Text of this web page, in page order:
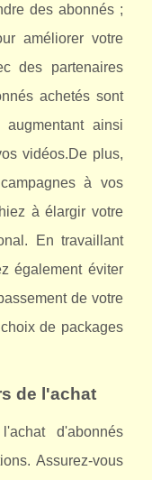
des abonnés ;
améliorer votre
des partenaires
achetés sont
ainsi
vidéos.De plus,
à vos
à élargir votre
En travaillant
également éviter
de votre
de packages
de l'achat
d'abonnés
Assurez-vous